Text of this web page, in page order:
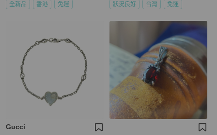
全新品 香港 免運 狀況良好 台灣 免運
Gucci